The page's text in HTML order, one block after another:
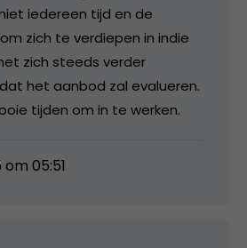
iedereen tijd en de
zich te verdiepen in indie
zich steeds verder
het aanbod zal evalueren.
tijden om in te werken.
05:51